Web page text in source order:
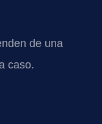
de una
caso.